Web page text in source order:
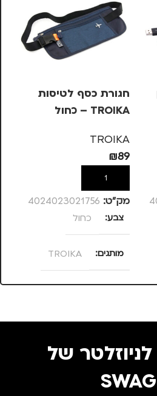
חגורת כסף לטיסות
TROIKA – כחול
TROIKA
₪89
הוספה לסל
מק”ט: 4024023021756
צבע כחול
מותגים TROIKA
מתאים ל
גברים ,חיילים ,טיולים ,
של